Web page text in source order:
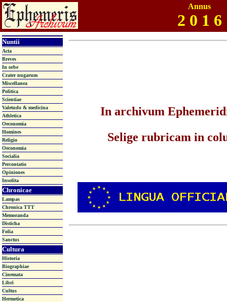
Annus
2 0 1 6
Nuntii
Acta
Breves
In orbe
Crater nugarum
Miscellanea
Politica
Scientiae
Valetudo & medicina
Athletica
Oeconomia
Homines
Religio
Oeconomia
Socialia
Percontatio
Opiniones
Insolita
Chronicae
Lampas
Chronica TTT
Memoranda
Disticha
Folia
Sanctus
Cultura
Historia
Biographiae
Cinemata
Libri
Cultus
Hermetica
In archivum
Selige rubricam in